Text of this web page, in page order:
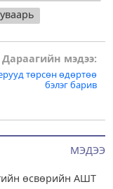
МЭДЭЭ
өсвөрийн АШТ
Дараагийн мэдээ:
төрсөн өдөртөө
бэлэг барив